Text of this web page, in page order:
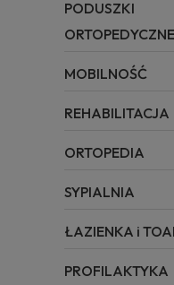
PODUSZKI
ORTOPEDYCZNE
MOBILNOŚĆ
REHABILITACJA
ORTOPEDIA
SYPIALNIA
ŁAZIENKA i
PROFILAKTYKA